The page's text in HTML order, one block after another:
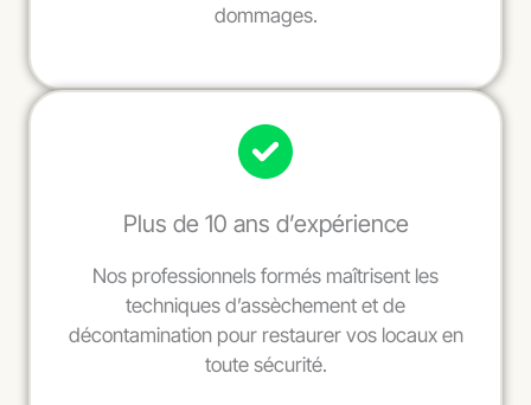
dommages.
Plus de 10 ans d’expérience
Nos professionnels formés maîtrisent les
techniques d’assèchement et de
décontamination pour restaurer vos locaux en
toute sécurité.